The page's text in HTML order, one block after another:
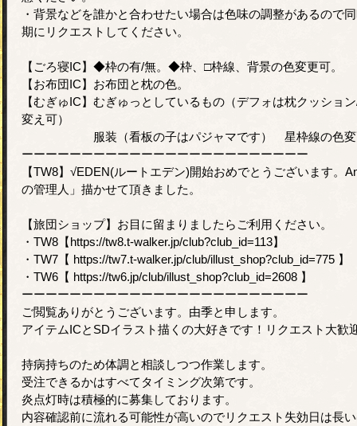
・背景などを誰かと合わせたい場合は色味の調整があるので
期にリクエストしてください。
【ごろ寝IC】◆枠の有/無。◆枠、□枠線、背景の色変更可。
【お布団IC】お布団と枕の色。
【むぎゅIC】むぎゅっとしているもの（デフォは枕クッショ
変え可）
服装（看板の子はパジャマです） 星枠線の色変
ーーーーーーーーーーーーーーーーーーーーーーーー
【TW8】√EDEN(ルートエデン)開始おめでとうございます。
の管理人」描かせて頂きました。
【旅団ショップ】お目に留まりましたらご利用ください。
・TW8【https://tw8.t-walker.jp/club?club_id=113】
・TW7【 https://tw7.t-walker.jp/club/illust_shop?club_id=775 】
・TW6【 https://tw6.jp/club/illust_shop?club_id=2608 】
ーーーーーーーーーーーーーーーーーーーーーーーー
ご閲覧ありがとうございます。由季と申します。
アイテムICとSDイラスト描くの大好きです！リクエスト大歓
持病持ちのため体調と相談しつつ作業します。
受注できるかはすべてタイミング次第です。
炎点灯時は積極的に募集しております。
内容確認前に流れる可能性が高いのでリクエスト失効日は長